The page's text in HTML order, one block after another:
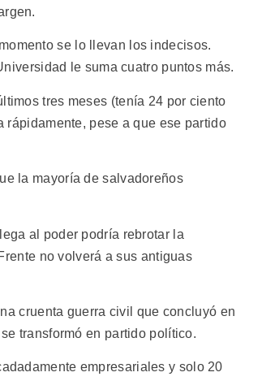
se lo llevan los indecisos.
le suma cuatro puntos más.
tres meses (tenía 24 por ciento
pese a que ese partido
la mayoría de salvadoreños
al poder podría rebrotar la
no volverá a sus antiguas
cruenta guerra civil que concluyó en
transformó en partido político.
empresariales y solo 20